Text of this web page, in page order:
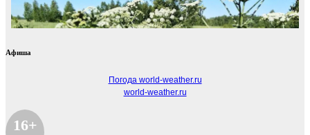
Афиша
Погода world-weather.ru
world-weather.ru
16+